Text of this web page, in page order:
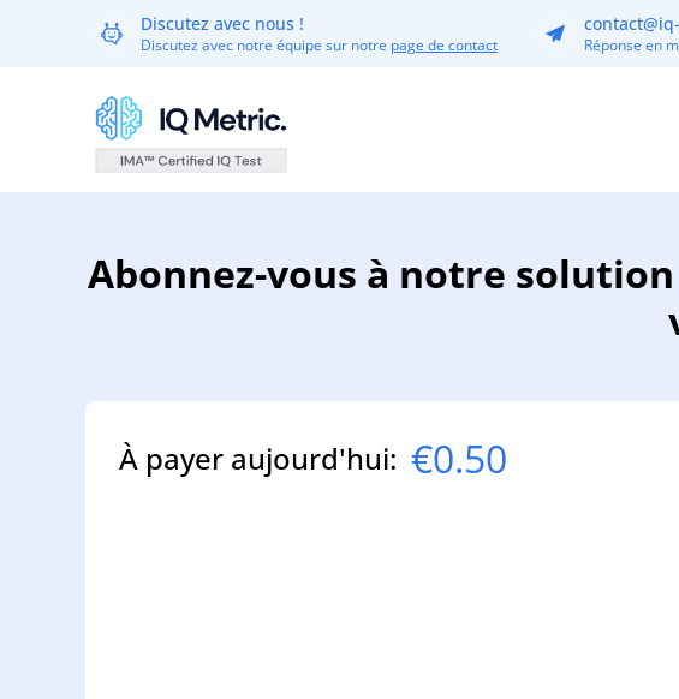
Discutez avec nous !
Discutez avec notre équipe sur notre page de contact Réponse en
Abonnez-vous à notre
À payer aujourd'hui: €0.50